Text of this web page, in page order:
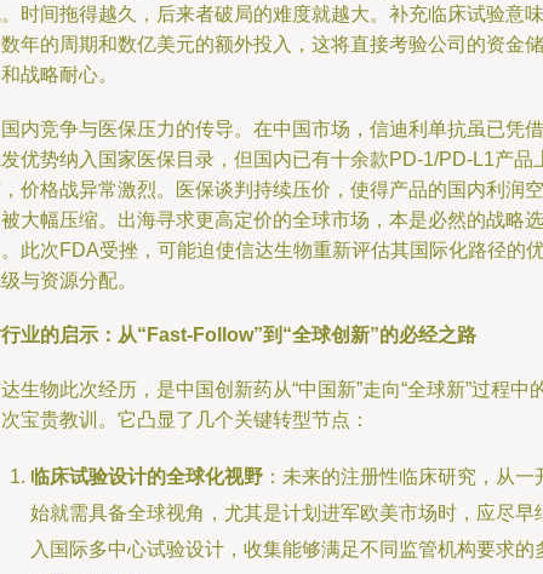
时间拖得越久，后来者破局的难度就越大。补充临床试验意味
年的周期和数亿美元的额外投入，这将直接考验公司的资金储
战略耐心。
内竞争与医保压力的传导。在中国市场，信迪利单抗虽已凭借
优势纳入国家医保目录，但国内已有十余款PD-1/PD-L1产品
价格战异常激烈。医保谈判持续压价，使得产品的国内利润空
大幅压缩。出海寻求更高定价的全球市场，本是必然的战略选
此次FDA受挫，可能迫使信达生物重新评估其国际化路径的
与资源分配。
业的启示：从“Fast-Follow”到“全球创新”的必经之路
生物此次经历，是中国创新药从“中国新”走向“全球新”过程中
宝贵教训。它凸显了几个关键转型节点：
临床试验设计的全球化视野 ：未来的注册性临床研究，从一
始就需具备全球视角，尤其是计划进军欧美市场时，应尽早
入国际多中心试验设计，收集能够满足不同监管机构要求的